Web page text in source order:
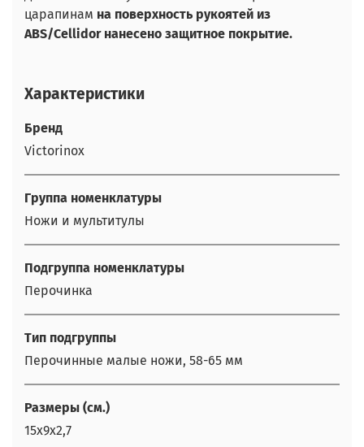
царапинам на поверхность рукоятей из
ABS/Cellidor нанесено защитное покрытие.
Характеристики
Бренд
Victorinox
Группа номенклатуры
Ножи и мультитулы
Подгруппа номенклатуры
Перочинка
Тип подгруппы
Перочинные малые ножи, 58-65 мм
Размеры (см.)
15х9х2,7